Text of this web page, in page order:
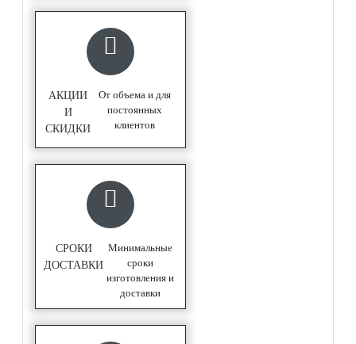
АКЦИИ
И
СКИДКИ
От объема и для
постоянных
клиентов
СРОКИ
ДОСТАВКИ
Минимальные
сроки
изготовления и
доставки